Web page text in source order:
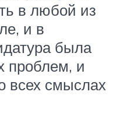
в любой из
и в
была
проблем, и
всех смыслах